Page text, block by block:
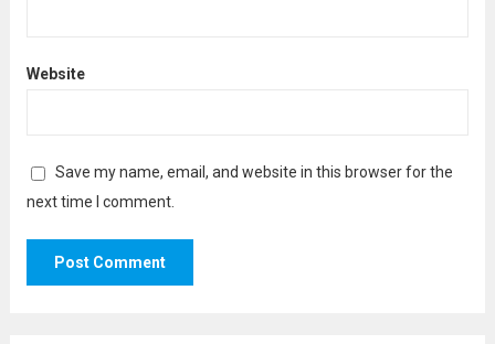
Website
Save my name, email, and website in this browser for the
next time I comment.